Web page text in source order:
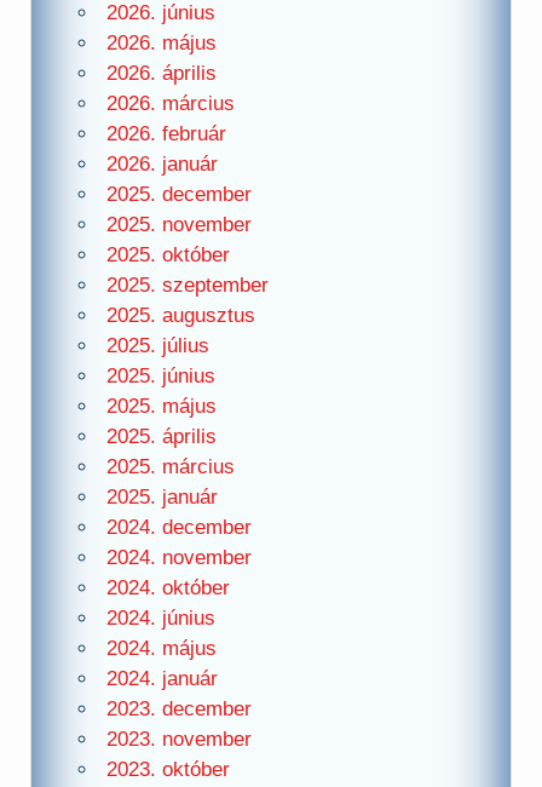
2026. június
2026. május
2026. április
2026. március
2026. február
2026. január
2025. december
2025. november
2025. október
2025. szeptember
2025. augusztus
2025. július
2025. június
2025. május
2025. április
2025. március
2025. január
2024. december
2024. november
2024. október
2024. június
2024. május
2024. január
2023. december
2023. november
2023. október